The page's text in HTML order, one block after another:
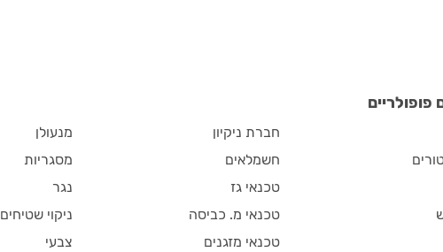
פופולריים
חברת ניקיון
חשמלאים
טכנאי גז
טכנאי מ. כביסה
טכנאי מזגנים
מנעולן
מסגריות
נגר
ניקוי שטיחים
צבעי